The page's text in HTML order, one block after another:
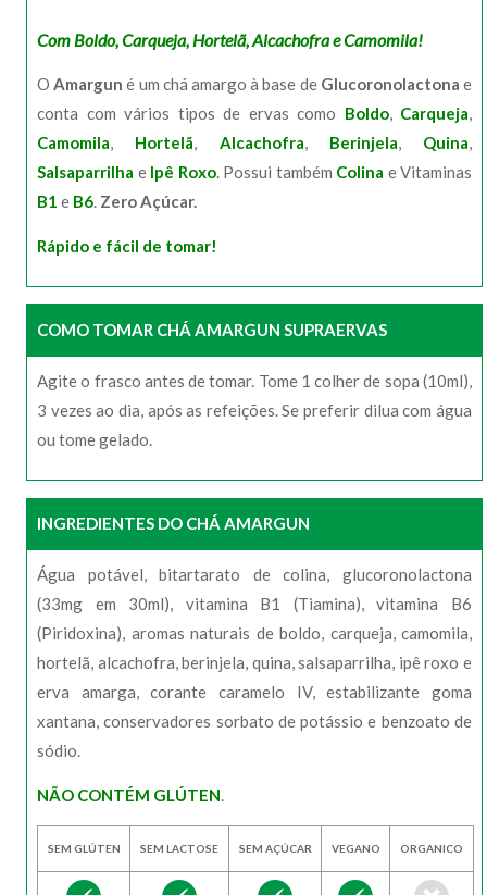
Com Boldo, Carqueja, Hortelã, Alcachofra e Camomila!
OAmargun é um chá amargo à base de Glucoronolactona e
conta com vários tipos de ervas como Boldo, Carqueja,
Camomila, Hortelã, Alcachofra, Berinjela, Quina,
Salsaparrilha e Ipê Roxo. Possui também Colina e Vitaminas
B1 e B6. Zero Açúcar.
Rápido e fácil de tomar!
COMO TOMAR CHÁ AMARGUN SUPRAERVAS
Agite o frasco antes de tomar. Tome 1 colher de sopa (10ml),
3 vezes ao dia, após as refeições. Se preferir dilua com água
ou tome gelado.
INGREDIENTES DO CHÁ AMARGUN
Água potável, bitartarato de colina, glucoronolactona
(33mg em 30ml), vitamina B1 (Tiamina), vitamina B6
(Piridoxina), aromas naturais de boldo, carqueja, camomila,
hortelã, alcachofra, berinjela, quina, salsaparrilha, ipê roxo e
erva amarga, corante caramelo IV, estabilizante goma
xantana, conservadores sorbato de potássio e benzoato de
sódio.
NÃO CONTÉM GLÚTEN.
SEM GLÚTEN SEM LACTOSE SEM AÇÚCAR VEGANO ORGANICO